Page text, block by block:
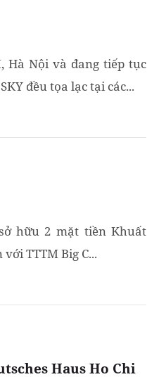
Hà Nội và đang tiếp tục
đều tọa lạc tại các...
hữu 2 mặt tiền Khuất
TTTM Big C...
Haus Ho Chi